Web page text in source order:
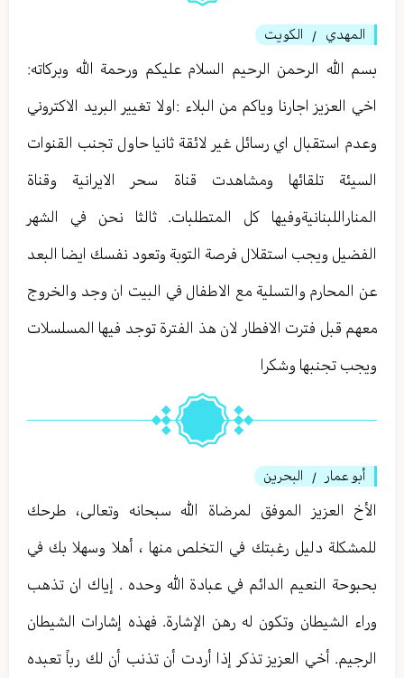
المهدي / الكويت
بسم الله الرحمن الرحيم السلام عليكم ورحمة الله وبركاته:
اخي العزيز اجارنا وياكم من البلاء :اولا تغيير البريد الاكتروني
وعدم استقبال اي رسائل غير لائقة ثانيا حاول تجنب القنوات
السيئة تلقائها ومشاهدت قناة سحر الايرانية وقناة
المناراللبنانيةوفيها كل المتطلبات. ثالثا نحن في الشهر
الفضيل ويجب استقلال فرصة التوبة وتعود نفسك ايضا البعد
عن المحارم والتسلية مع الاطفال في البيت ان وجد والخروج
معهم قبل فترت الافطار لان هذ الفترة توجد فيها المسلسلات
ويجب تجنبها وشكرا
أبو عمار / البحرين
الأخ العزيز الموفق لمرضاة الله سبحانه وتعالى، طرحك
للمشكلة دليل رغبتك في التخلص منها ، أهلا وسهلا بك في
بحبوحة النعيم الدائم في عبادة الله وحده . إياك ان تذهب
وراء الشيطان وتكون له رهن الإشارة. فهذه إشارات الشيطان
الرجيم. أخي العزيز تذكر إذا أردت أن تذنب أن لك رباً تعبده